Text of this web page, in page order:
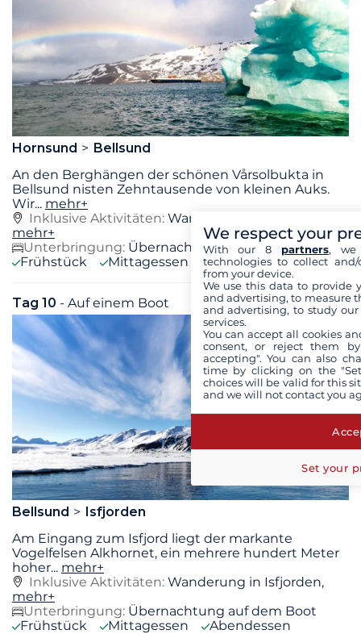
Hornsund
Bellsund
An den Berghängen der schönen Vårsolbukta in
Bellsund nisten Zehntausende von kleinen Auks.
Wir... mehr+
Inklusive Aktivitäten: Wanderung in Bellsund,
mehr+
Unterbringung: Übernachtung auf dem Boot
Frühstück
Mittagessen Abendessen
Tag 10 - Auf einem Boot Mo. 17 Mai 2027
Bellsund
Isfjorden
Am Eingang zum Isfjord liegt der markante
Vogelfelsen Alkhornet, ein mehrere hundert Meter
hoher... mehr+
Inklusive Aktivitäten: Wanderung in Isfjorden,
mehr+
Unterbringung: Übernachtung auf dem Boot
Frühstück
Mittagessen Abendessen
We respect your
With our 8 partners, we
technologies to collect
from your device.
We use this data to provide
and advertising, to measure
and advertising, to study
services.
You can accept all cookies
consent, or reject them
accepting". You can also
time by clicking on the
choices will be valid for this
and we will not contact you
Set your